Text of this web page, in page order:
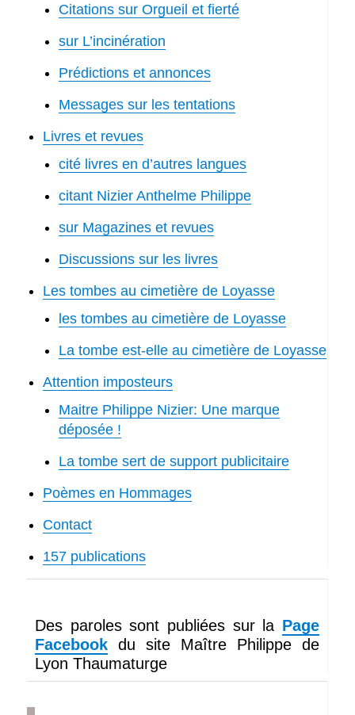
Citations sur Orgueil et fierté
sur L’incinération
Prédictions et annonces
Messages sur les tentations
Livres et revues
cité livres en d’autres langues
citant Nizier Anthelme Philippe
sur Magazines et revues
Discussions sur les livres
Les tombes au cimetière de Loyasse
les tombes au cimetière de Loyasse
La tombe est-elle au cimetière de Loyasse
Attention imposteurs
Maitre Philippe Nizier: Une marque
déposée !
La tombe sert de support publicitaire
Poèmes en Hommages
Contact
157 publications
Des paroles sont publiées sur la Page
Facebook du site Maître Philippe de
Lyon Thaumaturge